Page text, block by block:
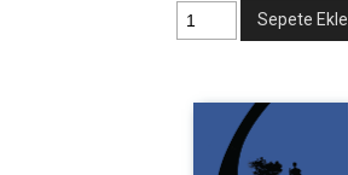
Sepete Ekle